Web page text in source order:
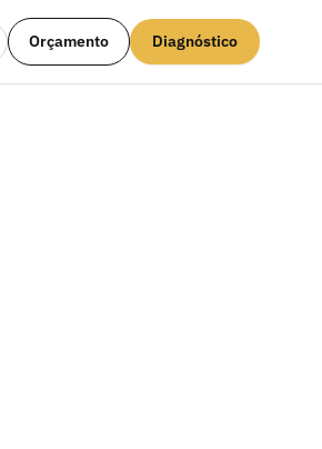
Orçamento Diagnóstico